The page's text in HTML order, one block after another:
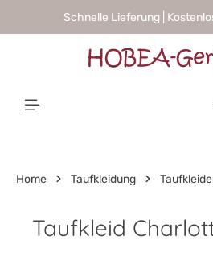
springenSchnelle Lieferung |
Home Taufkleidung
Taufkleid